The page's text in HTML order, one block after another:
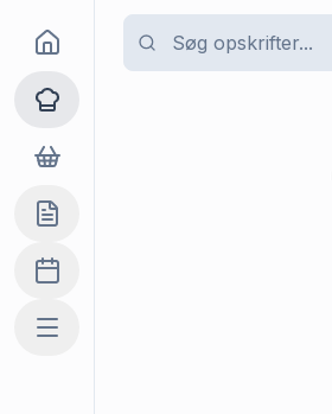
Goma
Opskrifter
Dagligvarer
Indkøbslisten
Madplan
Mere